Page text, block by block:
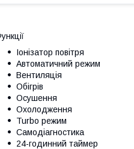
Іонізатор повітря
Автоматичний режим
Вентиляція
Обігрів
Осушення
Охолодження
Turbo режим
Самодіагностика
24-годинний таймер